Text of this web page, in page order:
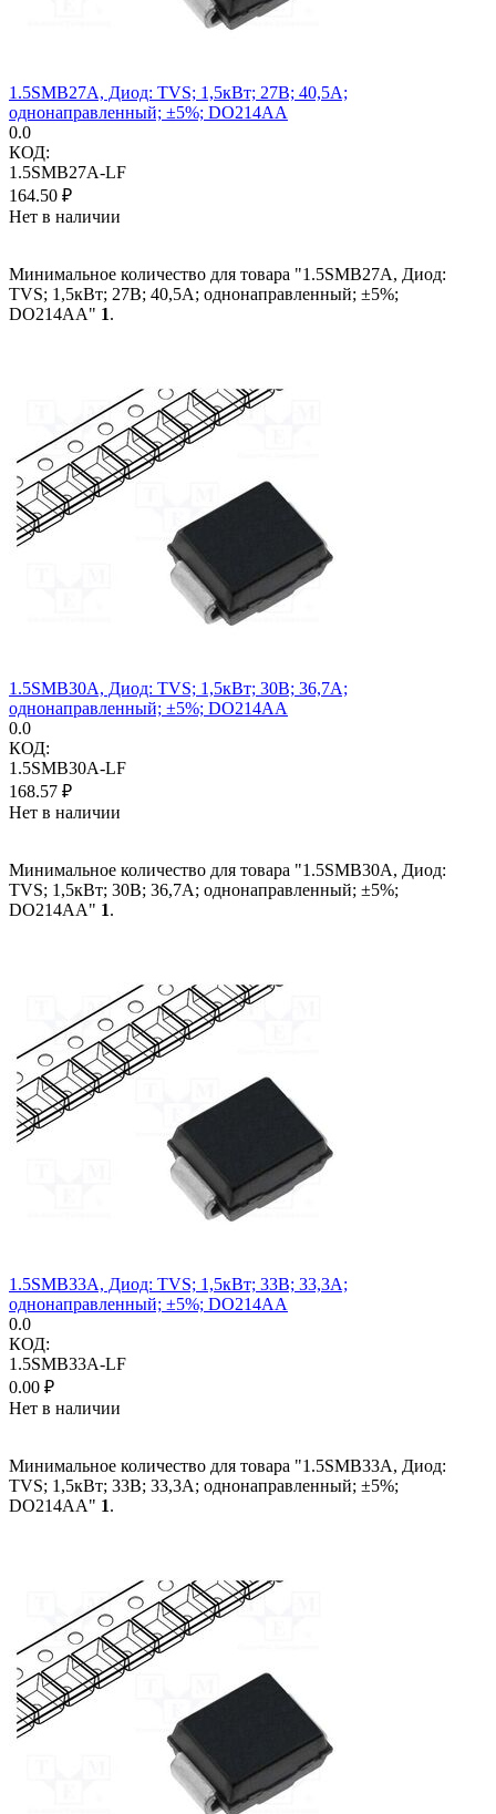
1.5SMB27A, Диод: TVS; 1,5кВт; 27В; 40,5А;
однонаправленный; ±5%; DO214AA
0.0
КОД:
1.5SMB27A-LF
164.50 ₽
Нет в наличии
Минимальное количество для товара "1.5SMB27A, Диод:
TVS; 1,5кВт; 27В; 40,5А; однонаправленный; ±5%;
DO214AA" 1.
1.5SMB30A, Диод: TVS; 1,5кВт; 30В; 36,7А;
однонаправленный; ±5%; DO214AA
0.0
КОД:
1.5SMB30A-LF
168.57 ₽
Нет в наличии
Минимальное количество для товара "1.5SMB30A, Диод:
TVS; 1,5кВт; 30В; 36,7А; однонаправленный; ±5%;
DO214AA" 1.
1.5SMB33A, Диод: TVS; 1,5кВт; 33В; 33,3А;
однонаправленный; ±5%; DO214AA
0.0
КОД:
1.5SMB33A-LF
0.00 ₽
Нет в наличии
Минимальное количество для товара "1.5SMB33A, Диод:
TVS; 1,5кВт; 33В; 33,3А; однонаправленный; ±5%;
DO214AA" 1.